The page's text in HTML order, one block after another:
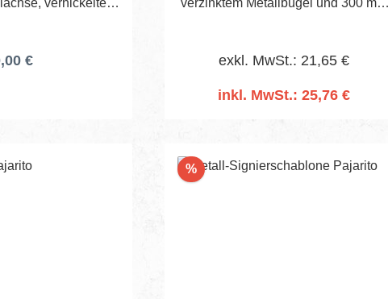
€ exkl. MwSt.: 21,65 €
inkl. MwSt.: 25,76 €
%Rabatt